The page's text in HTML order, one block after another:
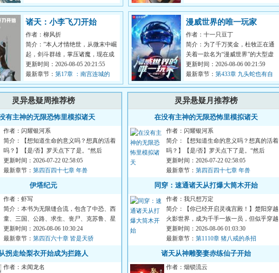
求月票】
一本万订骑士文《谁让他当假面骑
诸天：小李飞刀开始
作者：柳风折
简介：”本人才情绝世，从微末中崛
起，剑斗群雄，掌压诸魔，现在成
为天下公认的武林神话了，你这外
挂才来...
更新时间：2026-08-05 20:21:55
最新章节： 第17章 ：南宫连城的
笑，天下第一辉
漫威世界的唯一玩家
作者：十一只豆丁
简介：为了千万奖金，杜牧正在通
关着一款名为“漫威世界”的大型虚
拟游戏。殊不知在游戏开始时，他
已经穿...
更新时间：2026-08-06 00:21:59
最新章节： 第433章 九头蛇也有自
己的队长了
灵异悬疑周推荐榜
有主神的无限恐怖里模拟诸天
作者：闪耀银河系
简介：【想知道生命的意义吗？想真的活着
吗？】【是/否】罗天点下了是。“然后
呢？”“然后我的存款就被...
更新时间：2026-07-22 02:58:05
最新章节： 第四百四十七章 年兽
伊塔纪元
作者：虾写
简介：本书为无限缝合流，包含了中恐、西
童、三国、公路、求生、丧尸、克苏鲁、星
际等元素副本。战斗系统...
更新时间：2026-08-06 10:30:24
最新章节： 第四百六十章 皆是天骄
拐走绘梨衣开始成为拦路人
作者：未闻龙名
灵异悬疑月推荐榜
在没有主神的无限恐怖里模拟诸天
作者：闪耀银河系
简介：【想知道生命的意义吗？想真的活着
吗？】【是/否】罗天点下了是。“然后
呢？”“然后我的存款就被...
更新时间：2026-07-22 02:58:05
最新章节： 第四百四十七章 年兽
同穿：速通诸天从打爆大筒木开始
作者：我只想万定
简介：【你已经开启灵魂宫殿！】楚阳穿越
火影世界，成为千手一族一员，但似乎穿越
的有点早，穿越忍村都还...
更新时间：2026-08-06 01:03:30
最新章节： 第1110章 猪八戒的杀招
诸天从神雕娶妻赤练仙子开始
作者：烟锁流云